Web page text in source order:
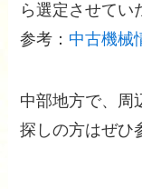
ら選定させてい
参考： 中古機械
中部地方で、周
探しの方はぜひ